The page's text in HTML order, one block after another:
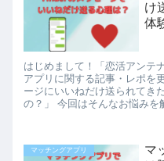
け
体
はじめまして！「恋活アンテ
アプリに関する記事・レポを
ージにいいねだけ送られて
の？」 今回はそんなお悩みを
マッチングアプリ
マ